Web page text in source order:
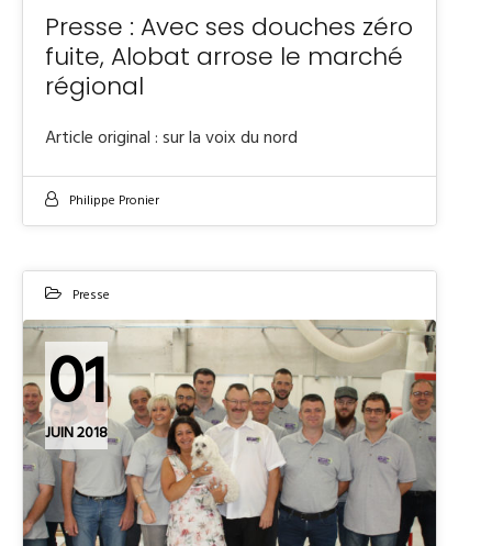
Presse : Avec ses douches zéro
fuite, Alobat arrose le marché
régional
Article original : sur la voix du nord
Philippe Pronier
Presse
01
JUIN 2018